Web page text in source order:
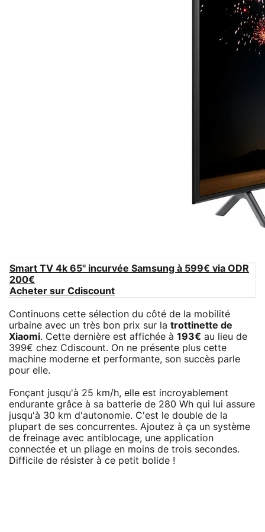
Smart TV 4k 65" incurvée Samsung à 599€ via ODR
200€
Acheter sur Cdiscount
Continuons cette sélection du côté de la mobilité
urbaine avec un très bon prix sur la trottinette de
Xiaomi. Cette dernière est affichée à 193€ au lieu de
399€ chez Cdiscount. On ne présente plus cette
machine moderne et performante, son succès parle
pour elle.
Fonçant jusqu'à 25 km/h, elle est incroyablement
endurante grâce à sa batterie de 280 Wh qui lui assure
jusqu'à 30 km d'autonomie. C'est le double de la
plupart de ses concurrentes. Ajoutez à ça un système
de freinage avec antiblocage, une application
connectée et un pliage en moins de trois secondes.
Difficile de résister à ce petit bolide !